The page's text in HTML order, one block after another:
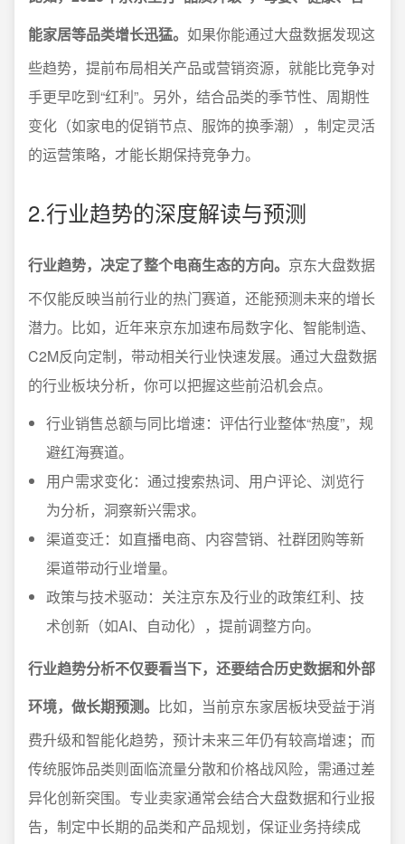
能家居等品类增长迅猛。 如果你能通过大盘数据发现这
些趋势，提前布局相关产品或营销资源，就能比竞争对
手更早吃到“红利”。另外，结合品类的季节性、周期性
变化（如家电的促销节点、服饰的换季潮），制定灵活
的运营策略，才能长期保持竞争力。
2.行业趋势的深度解读与预测
行业趋势，决定了整个电商生态的方向。 京东大盘数据
不仅能反映当前行业的热门赛道，还能预测未来的增长
潜力。比如，近年来京东加速布局数字化、智能制造、
C2M反向定制，带动相关行业快速发展。通过大盘数据
的行业板块分析，你可以把握这些前沿机会点。
行业销售总额与同比增速：评估行业整体“热度”，规
避红海赛道。
用户需求变化：通过搜索热词、用户评论、浏览行
为分析，洞察新兴需求。
渠道变迁：如直播电商、内容营销、社群团购等新
渠道带动行业增量。
政策与技术驱动：关注京东及行业的政策红利、技
术创新（如AI、自动化），提前调整方向。
行业趋势分析不仅要看当下，还要结合历史数据和外部
环境，做长期预测。 比如，当前京东家居板块受益于消
费升级和智能化趋势，预计未来三年仍有较高增速；而
传统服饰品类则面临流量分散和价格战风险，需通过差
异化创新突围。专业卖家通常会结合大盘数据和行业报
告，制定中长期的品类和产品规划，保证业务持续成